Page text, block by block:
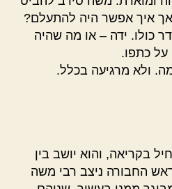
איך אפשר היה להתעלם?
כולו. ידה – או מה שהיה
על כתפו.
ולא מרגיעה בכלל.
בקריאה, והוא יושב בין
החבורה ניצב רבי משה